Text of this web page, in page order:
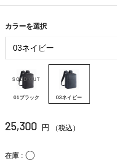
カラーを選択
01ブラック 03ネイビー
25,300 円 （税込）
在庫 〇